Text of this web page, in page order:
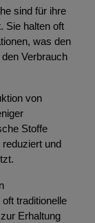
sind für ihre
Sie halten oft
was den
Verbrauch
von
Stoffe
und
traditionelle
Erhaltung